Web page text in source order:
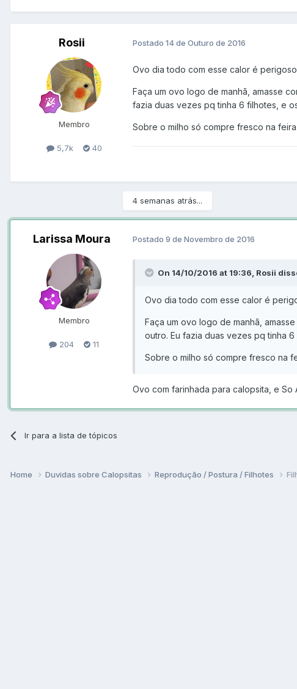
Rosii
Membro
5,7k 40
Postado 14 de Outuro de 2016
Ovo dia todo com esse calor é
Faça um ovo logo de manhã, amasse
fazia duas vezes pq tinha 6 filhotes, e
Sobre o milho só compre fresco na
4 semanas atrás...
Larissa Moura
Membro
204 11
Postado 9 de Novembro de 2016
On 14/10/2016 at 19:36, Rosii
Ovo dia todo com esse calor é
Faça um ovo logo de manhã,
outro. Eu fazia duas vezes pq tinha
Sobre o milho só compre fresco na
Ovo com farinhada para calopsita, e So
Ir para a lista de tópicos
Home Duvidas sobre Calopsitas Reprodução / Postura / Filhotes